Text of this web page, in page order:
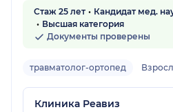
Стаж 25 лет
Кандидат мед.
Высшая категория
Документы проверены
травматолог-ортопед
Клиника Реавиз